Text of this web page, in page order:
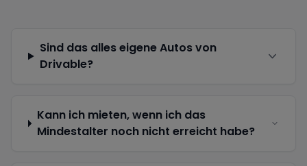
Sind das alles eigene Autos von
Drivable?
Kann ich mieten, wenn ich das
Mindestalter noch nicht erreicht habe?